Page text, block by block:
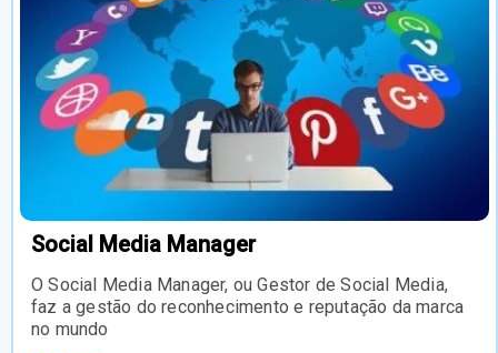
Social Media Manager
O Social Media Manager, ou Gestor de Social Media,
faz a gestão do reconhecimento e reputação da marca
no mundo